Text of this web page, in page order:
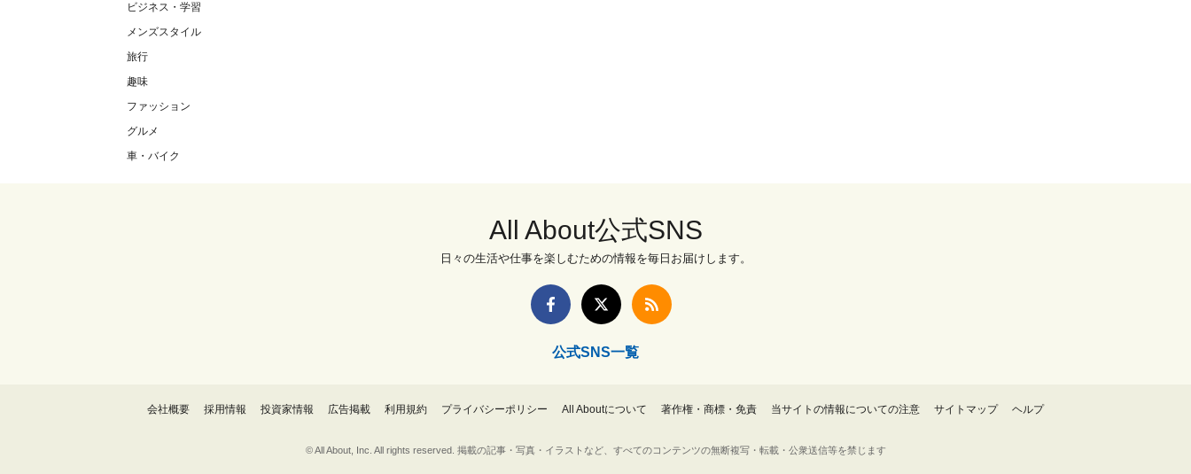
ビジネス・学習
メンズスタイル
旅行
趣味
ファッション
グルメ
車・バイク
All About公式SNS
日々の生活や仕事を楽しむための情報を毎日お届けします。
公式SNS一覧
会社概要 採用情報 投資家情報 広告掲載 利用規約 プライバシーポリシー All Aboutについて 著作権・商標・免責 当サイトの情報についての注意 サイトマップ ヘルプ
© All About, Inc. All rights reserved. 掲載の記事・写真・イラストなど、すべてのコンテンツの無断複写・転載・公衆送信等を禁じます